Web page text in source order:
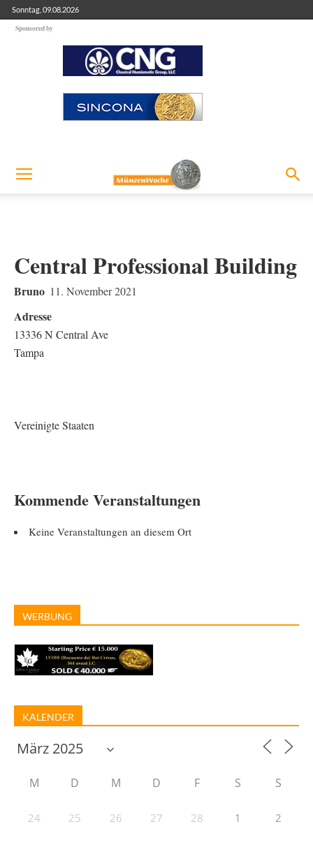
Sonntag, 09.08.2026
Sponsored by
Central Professional Building
Bruno 11. November 2021
Adresse
13336 N Central Ave
Tampa
Vereinigte Staaten
Kommende Veranstaltungen
Keine Veranstaltungen an diesem Ort
WERBUNG
KALENDER
M D M D F S S
24 25 26 27 28 1 2